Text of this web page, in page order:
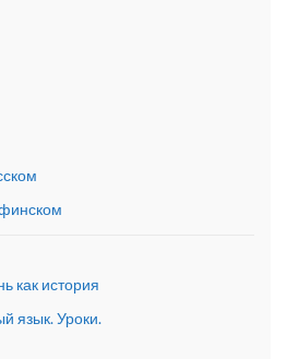
как история
язык. Уроки.